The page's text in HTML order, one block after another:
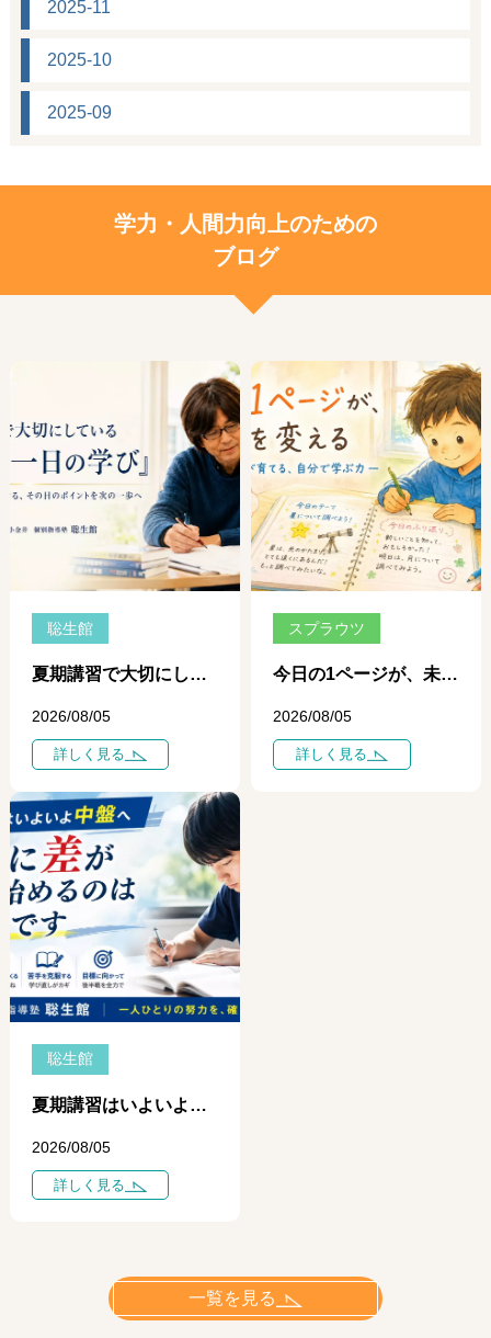
2025-11
2025-10
2025-09
学力・人間力向上のための
ブログ
聡生館
夏期講習で大切にしている「一日、一日の学び」 ― 個別指導だからできる、その日のポイントを次の一歩につなげる学習 ―
2026/08/05
詳しく見る
スプラウツ
今日の1ページが、未来を変える ― 自学ノートが育てる、自分で学ぶ力 ―
2026/08/05
詳しく見る
聡生館
夏期講習はいよいよ中盤へ ― 学力に差がつき始めるのは「今」です ―
2026/08/05
詳しく見る
一覧を見る